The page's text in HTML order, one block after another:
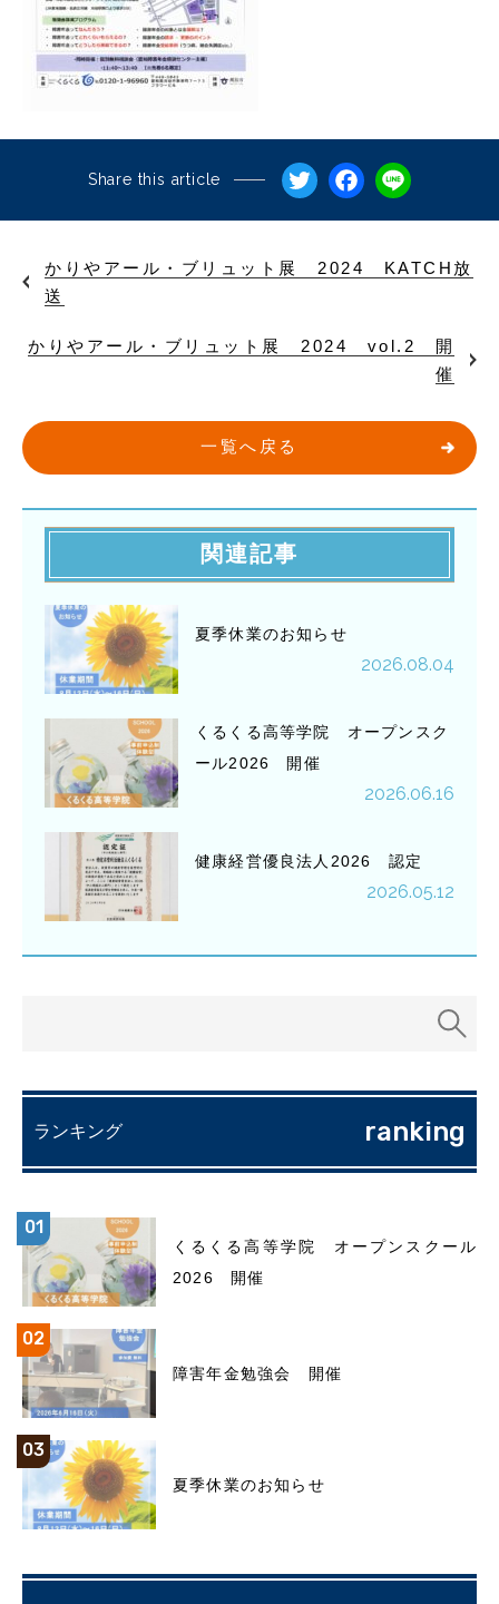
Share this article Twitter
かりやアール・ブリュット展 2024 KATCH放
送
一覧へ戻る
かりやアール・ブリュット展 2024 vol.2 開
催
関連記事
夏季休業のお知らせ
2026.08.04
くるくる高等学院 オープンスク
ール2026 開催
2026.06.16
健康経営優良法人2026 認定
2026.05.12
ランキング ranking
くるくる高等学院 オープンスクール
2026 開催
障害年金勉強会 開催
夏季休業のお知らせ